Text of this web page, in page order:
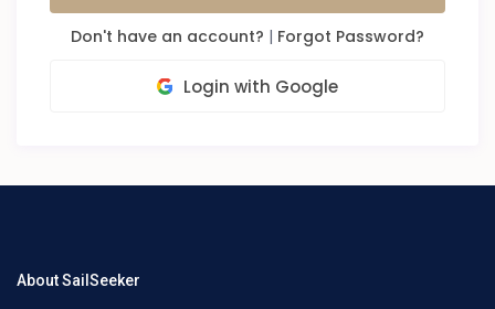
Don't have an account? | Forgot Password?
Login with Google
About SailSeeker